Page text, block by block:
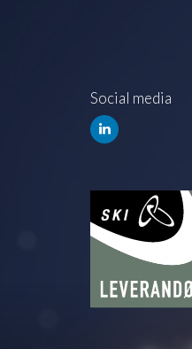
Social media